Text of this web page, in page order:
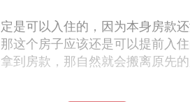
是可以入住的，因为本身房款
个房子应该还是可以提前入住
到房款，那自然就会搬离原先